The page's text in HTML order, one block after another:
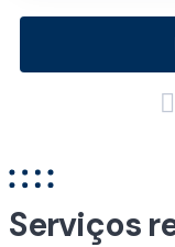
Serviços